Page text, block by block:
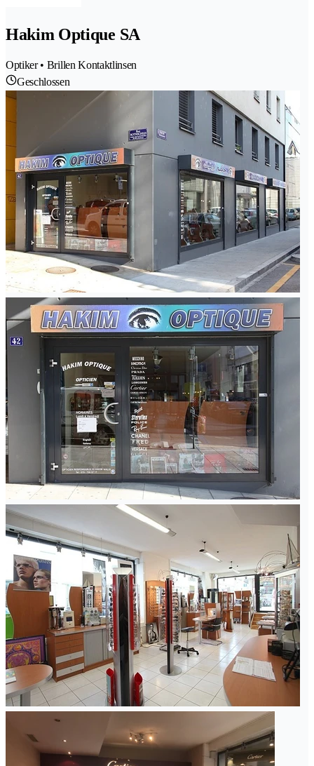
Hakim Optique SA
Optiker • Brillen Kontaktlinsen
Geschlossen